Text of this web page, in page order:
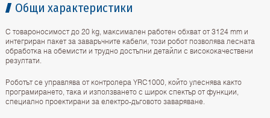
Общи характеристики
С товароносимост до 20 kg, максимален работен обхват от 3124 mm и
интегриран пакет за заваръчните кабели, този робот позволява лесната
обработка на обемисти и трудно достъпни детайли с висококачествени
резултати.
Роботът се управлява от контролера YRC1000, който улеснява както
програмирането, така и използването с широк спектър от функции,
специално проектирани за електро-дъговото заваряване.